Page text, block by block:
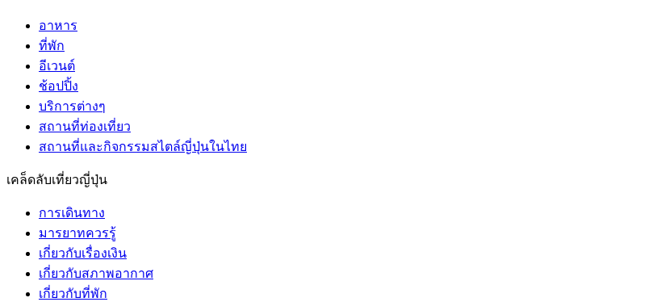
อาหาร
ที่พัก
อีเวนต์
ช้อปปิ้ง
บริการต่างๆ
สถานที่ท่องเที่ยว
สถานที่และกิจกรรมสไตล์ญี่ปุ่นในไทย
เคล็ดลับเที่ยวญี่ปุ่น
การเดินทาง
มารยาทควรรู้
เกี่ยวกับเรื่องเงิน
เกี่ยวกับสภาพอากาศ
เกี่ยวกับที่พัก